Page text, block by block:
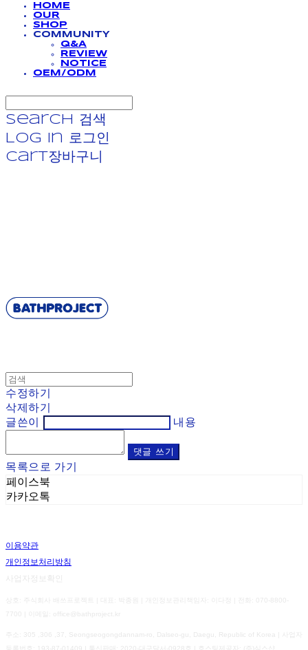
HOME
OUR
SHOP
COMMUNITY
Q&A
REVIEW
NOTICE
OEM/ODM
Search
검색
Log In
로그인
Cart장바구니
수정하기
삭제하기
글쓴이
내용
댓글 쓰기
목록으로 가기
페이스북
카카오톡
이용약관
개인정보처리방침
사업자정보확인
상호: 주식회사 배쓰프로젝트 | 대표: 박종원 | 개인정보관리책임자: 이다정 | 전화: 070-8800-
7700 | 이메일: office@bathproject.kr
주소: 305 ,306 ,37, Seongseogongdannam-ro, Dalseo-gu, Daegu, Republic of Korea | 사업자
193-87-01409 2020-대구달서-0928호 | 호스팅제공자: (주)식스샵